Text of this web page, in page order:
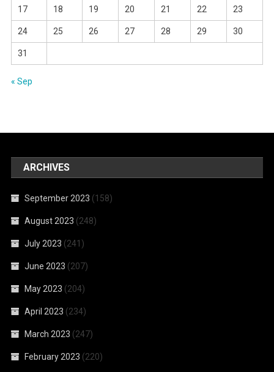
17 18 19 20 21 22 23
24 25 26 27 28 29 30
31
« Sep
ARCHIVES
September 2023 (158)
August 2023 (248)
July 2023 (241)
June 2023 (207)
May 2023 (204)
April 2023 (234)
March 2023 (247)
February 2023 (220)